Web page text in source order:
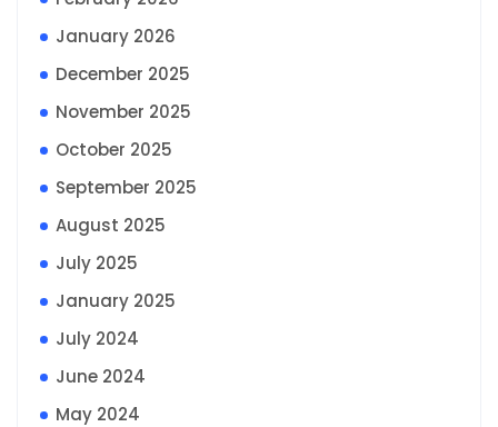
January 2026
December 2025
November 2025
October 2025
September 2025
August 2025
July 2025
January 2025
July 2024
June 2024
May 2024